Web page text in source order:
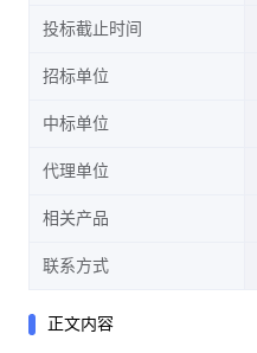
投标截止时间
招标单位
中标单位
代理单位
相关产品
联系方式
正文内容